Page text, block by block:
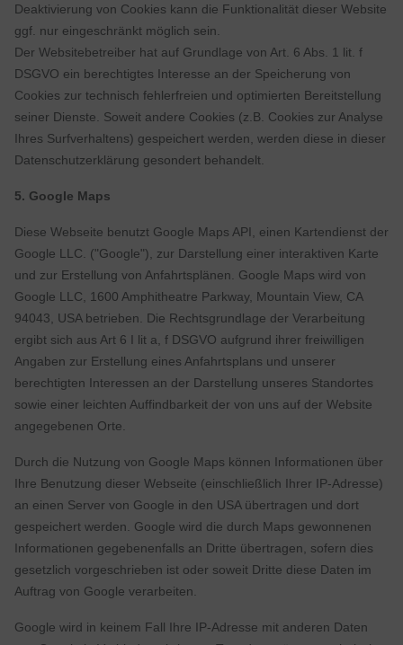
Deaktivierung von Cookies kann die Funktionalität dieser Website
ggf. nur eingeschränkt möglich sein.
Der Websitebetreiber hat auf Grundlage von Art. 6 Abs. 1 lit. f
DSGVO ein berechtigtes Interesse an der Speicherung von
Cookies zur technisch fehlerfreien und optimierten Bereitstellung
seiner Dienste. Soweit andere Cookies (z.B. Cookies zur Analyse
Ihres Surfverhaltens) gespeichert werden, werden diese in dieser
Datenschutzerklärung gesondert behandelt.
5. Google Maps
Diese Webseite benutzt Google Maps API, einen Kartendienst der
Google LLC. ("Google"), zur Darstellung einer interaktiven Karte
und zur Erstellung von Anfahrtsplänen. Google Maps wird von
Google LLC, 1600 Amphitheatre Parkway, Mountain View, CA
94043, USA betrieben. Die Rechtsgrundlage der Verarbeitung
ergibt sich aus Art 6 I lit a, f DSGVO aufgrund ihrer freiwilligen
Angaben zur Erstellung eines Anfahrtsplans und unserer
berechtigten Interessen an der Darstellung unseres Standortes
sowie einer leichten Auffindbarkeit der von uns auf der Website
angegebenen Orte.
Durch die Nutzung von Google Maps können Informationen über
Ihre Benutzung dieser Webseite (einschließlich Ihrer IP-Adresse)
an einen Server von Google in den USA übertragen und dort
gespeichert werden. Google wird die durch Maps gewonnenen
Informationen gegebenenfalls an Dritte übertragen, sofern dies
gesetzlich vorgeschrieben ist oder soweit Dritte diese Daten im
Auftrag von Google verarbeiten.
Google wird in keinem Fall Ihre IP-Adresse mit anderen Daten